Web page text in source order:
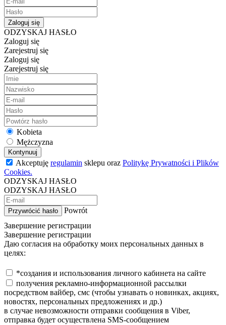
Zaloguj się
ODZYSKAJ HASŁO
Zaloguj się
Zarejestruj się
Zaloguj się
Zarejestruj się
Kobieta
Mężczyzna
Kontynuuj
Akceptuję regulamin sklepu oraz Politykę Prywatności i Plików
Cookies.
ODZYSKAJ HASŁO
ODZYSKAJ HASŁO
Przywrócić hasło
Powrót
Завершение регистрации
Завершение регистрации
Даю согласия на обработку моих персональных данных в
целях:
*создания и использования личного кабинета на сайте
получения рекламно-информационной рассылки
посредством вайбер, смс (чтобы узнавать о новинках, акциях,
новостях, персональных предложениях и др.)
в случае невозможности отправки сообщения в Viber,
отправка будет осуществлена SMS-сообщением